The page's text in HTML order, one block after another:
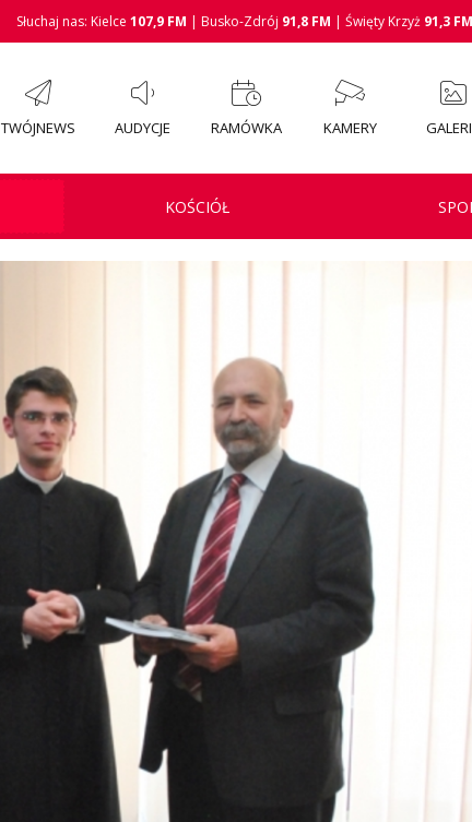
Słuchaj nas: Kielce 107,9 FM | Busko-Zdrój 91,8 FM | Święty Krzyż 91,3 FM
TWÓJNEWS AUDYCJE RAMÓWKA KAMERY
KOŚCIÓŁ